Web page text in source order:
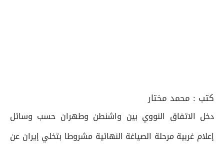
كتب : محمد مختار
دخل الاتفاق النووي بين واشنطن وطهران حسب وسائل
إعلام غربية مرحلة الصياغة النهائية مشروطا بتخلي إيران عن